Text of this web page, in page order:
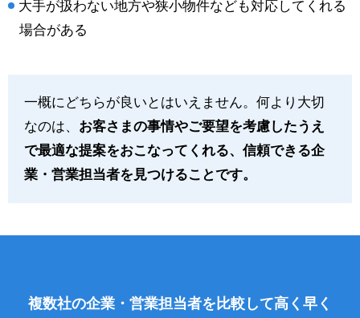
大手が扱わない地方や狭小物件なども対応してくれる
場合がある
一概にどちらが良いとはいえません。何より大切
なのは、 お客さまの事情やご要望を考慮したうえ
で最適な提案をおこなってくれる、信頼できる企
業・営業担当者を見つけることです。
複数社の企業・営業担当者を比較して高く早く